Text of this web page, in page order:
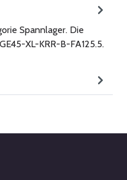
Spannlager. Die
XL-KRR-B-FA125.5.